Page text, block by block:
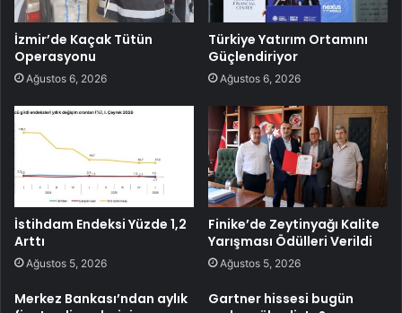
İzmir’de Kaçak Tütün
Operasyonu
Ağustos 6, 2026
Türkiye Yatırım Ortamını
Güçlendiriyor
Ağustos 6, 2026
İstihdam Endeksi Yüzde 1,2
Arttı
Ağustos 5, 2026
Finike’de Zeytinyağı Kalite
Yarışması Ödülleri Verildi
Ağustos 5, 2026
Merkez Bankası’ndan aylık
Gartner hissesi bugün